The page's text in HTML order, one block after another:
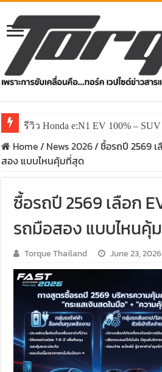
รีวิว Honda e:N1 EV 100% –
Home/ News 2026/ซื้อรถปี 2569
สอง แบบไหนคุ้มที่สุด
ซื้อรถปี 2569 เลือก
รถมือสอง แบบไหนคุ้
Torque Thailand June 23, 2026